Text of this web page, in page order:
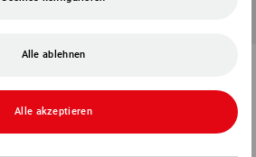
Funkt.-Troyer thermo stretch
Alle ablehnen
Alle akzeptieren